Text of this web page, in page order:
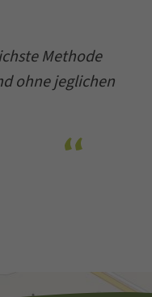
Methode
ohne jeglichen